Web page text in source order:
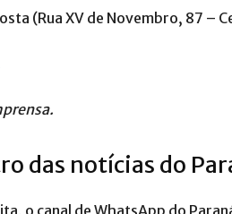
(Rua XV de Novembro, 87 –
das notícias do